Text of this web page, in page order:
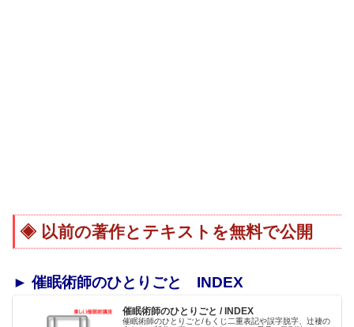
以前の著作とテキストを無料で公開
► 催眠術師のひとりごと INDEX
催眠術師のひとりごと / INDEX
催眠術師のひとりごと/もくじ二重表記や誤字脱字、辻褄の